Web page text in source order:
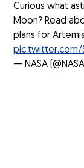
Curious what
Moon? Read
plans for Artemis
pic.twitter.com/
— NASA